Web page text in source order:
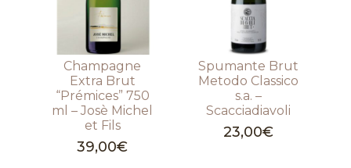
Champagne
Extra Brut
“Prémices” 750
ml – Josè Michel
et Fils
39,00€
Spumante Brut
Metodo Classico
s.a. –
Scacciadiavoli
23,00€